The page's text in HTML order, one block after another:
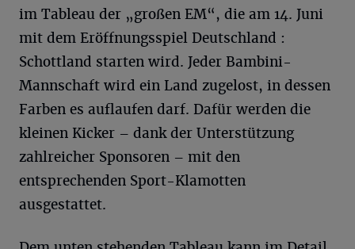
im Tableau der „großen EM“, die am 14. Juni
mit dem Eröffnungsspiel Deutschland :
Schottland starten wird. Jeder Bambini-
Mannschaft wird ein Land zugelost, in dessen
Farben es auflaufen darf. Dafür werden die
kleinen Kicker – dank der Unterstützung
zahlreicher Sponsoren – mit den
entsprechenden Sport-Klamotten
ausgestattet.